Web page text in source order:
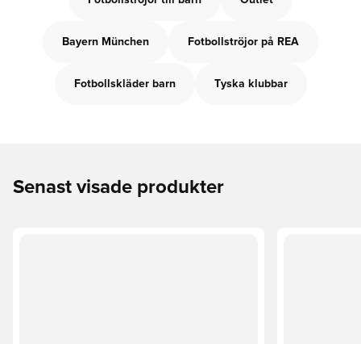
Bayern München Fotbollströjor på REA
Fotbollskläder barn Tyska klubbar
Senast visade produkter